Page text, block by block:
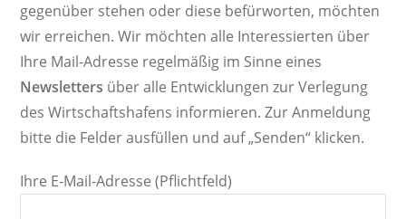
gegenüber stehen oder diese befürworten, möchten
wir erreichen. Wir möchten alle Interessierten über
Ihre Mail-Adresse regelmäßig im Sinne eines
Newsletters über alle Entwicklungen zur Verlegung
des Wirtschaftshafens informieren. Zur Anmeldung
bitte die Felder ausfüllen und auf „Senden“ klicken.
Ihre E-Mail-Adresse (Pflichtfeld)